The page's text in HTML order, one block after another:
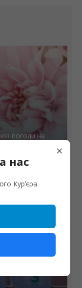
погоди на
×
нас
Кур’єра